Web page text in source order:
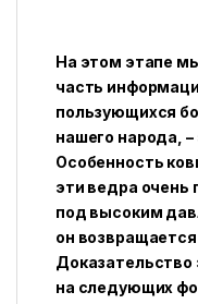
На этом этапе
часть
пользующихся
нашего народа,
Особенность
эти ведра очень
под высоким
он
на следующих